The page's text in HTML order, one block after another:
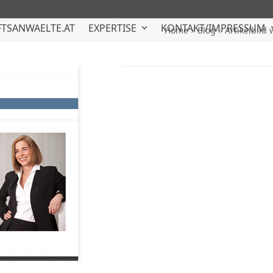
EXPERTISE KONTAKT/IMPRESSUM
Home»Blog»Artikelbild